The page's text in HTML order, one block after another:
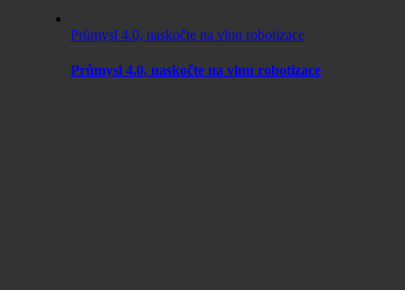
Průmysl 4.0, naskočte na vlnu robotizace
Průmysl 4.0, naskočte na vlnu robotizace